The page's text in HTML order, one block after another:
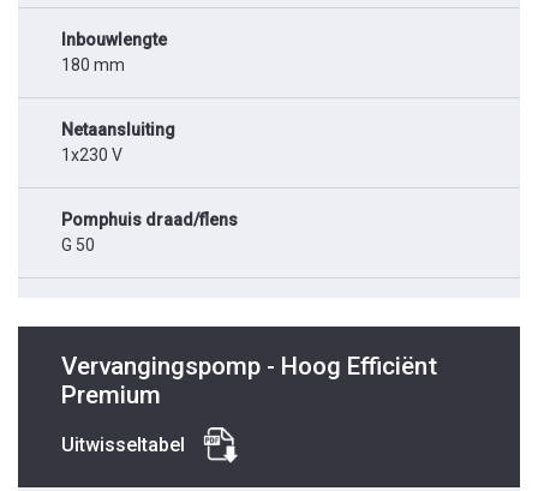
Inbouwlengte
180 mm
Netaansluiting
1x230 V
Pomphuis draad/flens
G 50
Vervangingspomp - Hoog Efficiënt
Premium
Uitwisseltabel